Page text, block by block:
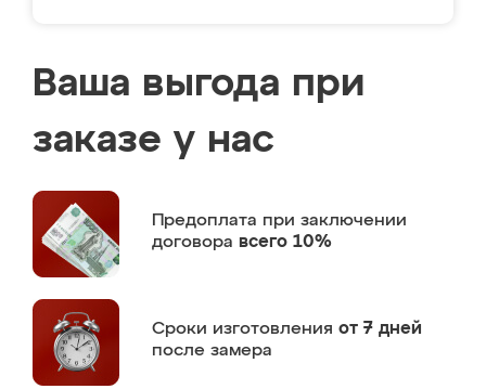
Ваша выгода при
заказе у нас
Предоплата при заключении
договора всего 10%
Сроки изготовления от 7 дней
после замера